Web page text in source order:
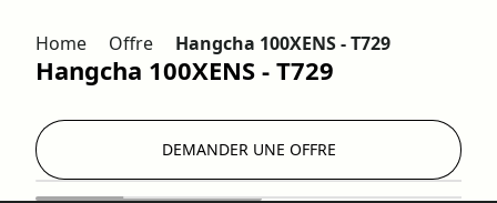
Home Offre Hangcha 100XENS - T729
Hangcha 100XENS - T729
DEMANDER UNE OFFRE